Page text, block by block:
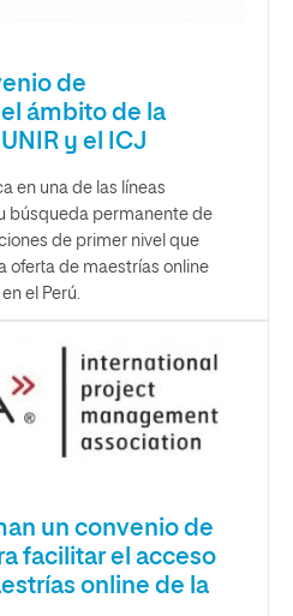
de
ámbito de la
y el ICJ
en una de las líneas
búsqueda permanente de
de primer nivel que
oferta de maestrías online
el Perú.
un convenio de
facilitar el acceso
online de la